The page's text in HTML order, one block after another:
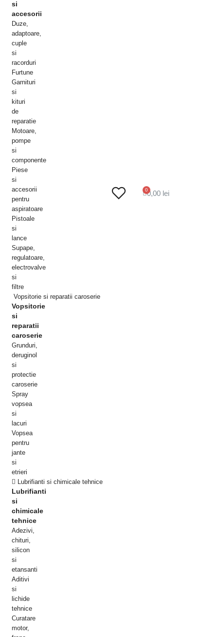
si
accesorii
Duze,
adaptoare,
cuple
si
racorduri
Furtune
Garnituri
si
kituri
de
reparatie
Motoare,
pompe
si
componente
Piese
si
accesorii
pentru
aspiratoare
Pistoale
si
lance
Supape,
regulatoare,
electrovalve
si
filtre
Vopsitorie si reparatii caroserie
Vopsitorie
si
reparatii
caroserie
Grunduri,
deruginol
si
protectie
caroserie
Spray
vopsea
si
lacuri
Vopsea
pentru
jante
si
etrieri
Lubrifianti si chimicale tehnice
Lubrifianti
si
chimicale
tehnice
Adezivi,
chituri,
silicon
si
etansanti
Aditivi
si
lichide
tehnice
Curatare
motor,
0,00 lei